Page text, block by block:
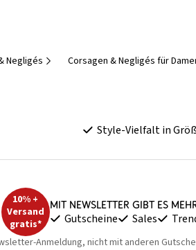
Negligés Corsagen & Negligés für
Style-Vielfalt in
10% +
Versand
gratis*
Mit Newsletter gibt es
Gutscheine Sales
Anmeldung, nicht mit anderen